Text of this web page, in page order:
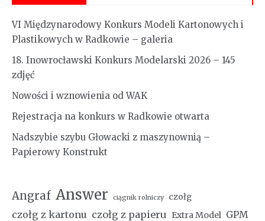
VI Międzynarodowy Konkurs Modeli Kartonowych i
Plastikowych w Radkowie – galeria
18. Inowrocławski Konkurs Modelarski 2026 – 145
zdjęć
Nowości i wznowienia od WAK
Rejestracja na konkurs w Radkowie otwarta
Nadszybie szybu Głowacki z maszynownią –
Papierowy Konstrukt
Angraf Answer ciągnik rolniczy czołg
czołg z kartonu czołg z papieru Extra Model GPM